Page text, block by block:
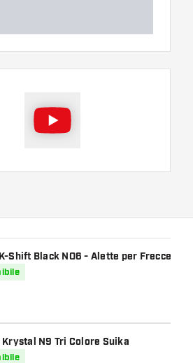
Shift Black NO6 - Alette per Freccette
N9 Tri Colore Suika